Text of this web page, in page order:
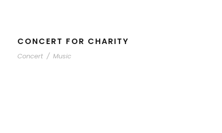
CONCERT FOR CHARITY
Concert / Music